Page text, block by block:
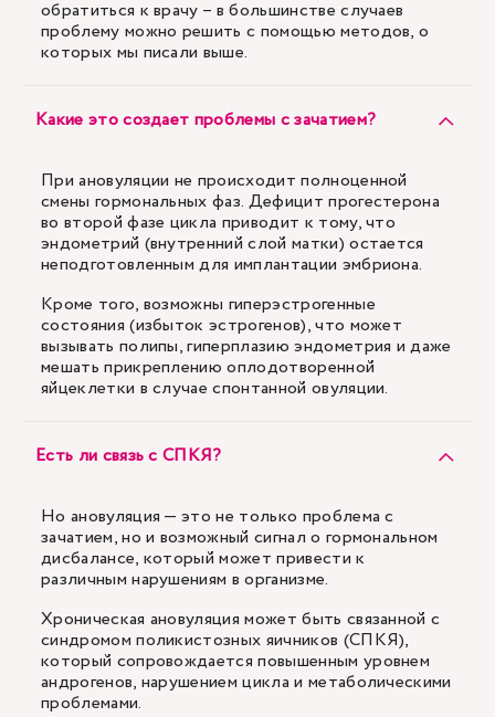
обратиться к врачу – в большинстве случаев
проблему можно решить с помощью методов, о
которых мы писали выше.
Какие это создает проблемы с зачатием?
При ановуляции не происходит полноценной
смены гормональных фаз. Дефицит прогестерона
во второй фазе цикла приводит к тому, что
эндометрий (внутренний слой матки) остается
неподготовленным для имплантации эмбриона.
Кроме того, возможны гиперэстрогенные
состояния (избыток эстрогенов), что может
вызывать полипы, гиперплазию эндометрия и даже
мешать прикреплению оплодотворенной
яйцеклетки в случае спонтанной овуляции.
Есть ли связь с СПКЯ?
Но ановуляция — это не только проблема с
зачатием, но и возможный сигнал о гормональном
дисбалансе, который может привести к
различным нарушениям в организме.
Хроническая ановуляция может быть связанной с
синдромом поликистозных яичников (СПКЯ),
который сопровождается повышенным уровнем
андрогенов, нарушением цикла и метаболическими
проблемами.